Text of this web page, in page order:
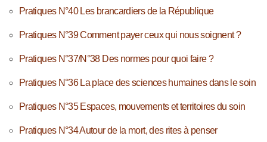
Pratiques N°40 Les brancardiers de la République
Pratiques N°39 Comment payer ceux qui nous soignent ?
Pratiques N°37/N°38 Des normes pour quoi faire ?
Pratiques N°36 La place des sciences humaines dans le soin
Pratiques N°35 Espaces, mouvements et territoires du soin
Pratiques N°34 Autour de la mort, des rites à penser